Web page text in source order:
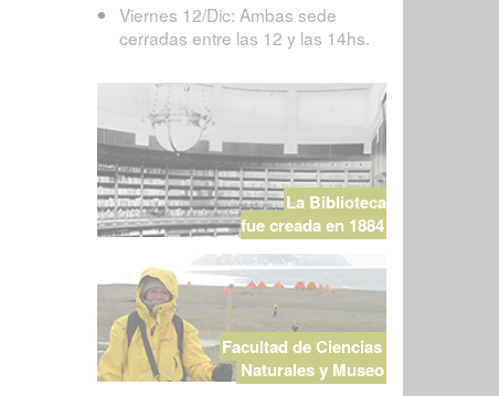
Viernes 12/Dic: Ambas sede
cerradas entre las 12 y las 14hs.
La Biblioteca
fue creada en 1884
Facultad de Ciencias
Naturales y Museo